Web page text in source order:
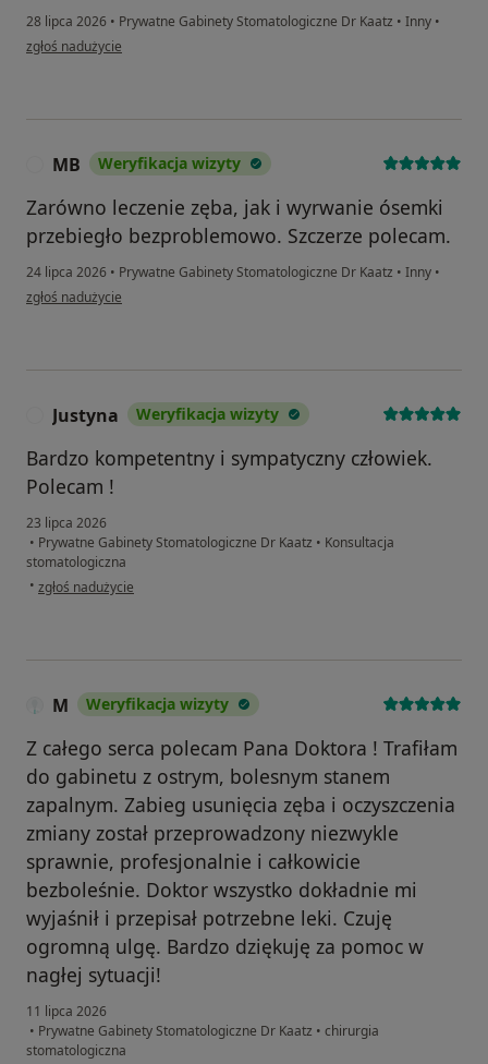
28 lipca 2026 • Prywatne Gabinety Stomatologiczne Dr Kaatz • Inny •
w opinii użytkownika Kamil W
zgłoś nadużycie
MB Weryfikacja wizyty
Zarówno leczenie zęba, jak i wyrwanie ósemki
przebiegło bezproblemowo. Szczerze polecam.
24 lipca 2026 • Prywatne Gabinety Stomatologiczne Dr Kaatz • Inny •
w opinii użytkownika MB
zgłoś nadużycie
Justyna Weryfikacja wizyty
Bardzo kompetentny i sympatyczny człowiek.
Polecam !
23 lipca 2026
• Prywatne Gabinety Stomatologiczne Dr Kaatz • Konsultacja
stomatologiczna
• w opinii użytkownika Justyna
zgłoś nadużycie
M Weryfikacja wizyty
Z całego serca polecam Pana Doktora ! Trafiłam
do gabinetu z ostrym, bolesnym stanem
zapalnym. Zabieg usunięcia zęba i oczyszczenia
zmiany został przeprowadzony niezwykle
sprawnie, profesjonalnie i całkowicie
bezboleśnie. Doktor wszystko dokładnie mi
wyjaśnił i przepisał potrzebne leki. Czuję
ogromną ulgę. Bardzo dziękuję za pomoc w
nagłej sytuacji!
11 lipca 2026
• Prywatne Gabinety Stomatologiczne Dr Kaatz • chirurgia
stomatologiczna